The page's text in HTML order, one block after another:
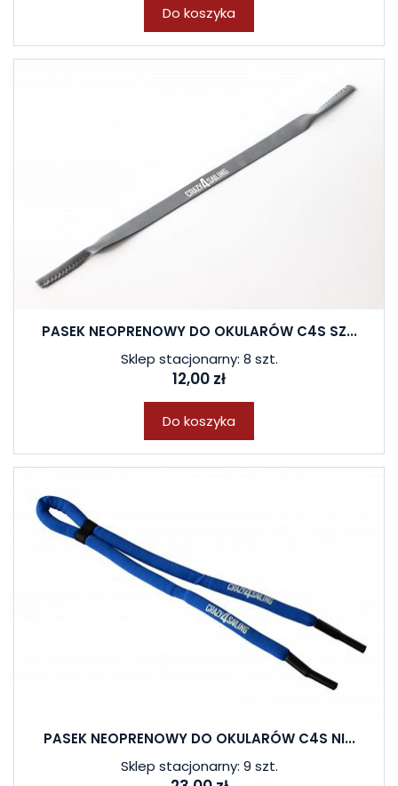
Do koszyka
PASEK NEOPRENOWY DO OKULARÓW C4S SZ...
Sklep stacjonarny: 8 szt.
12,00 zł
Do koszyka
PASEK NEOPRENOWY DO OKULARÓW C4S NI...
Sklep stacjonarny: 9 szt.